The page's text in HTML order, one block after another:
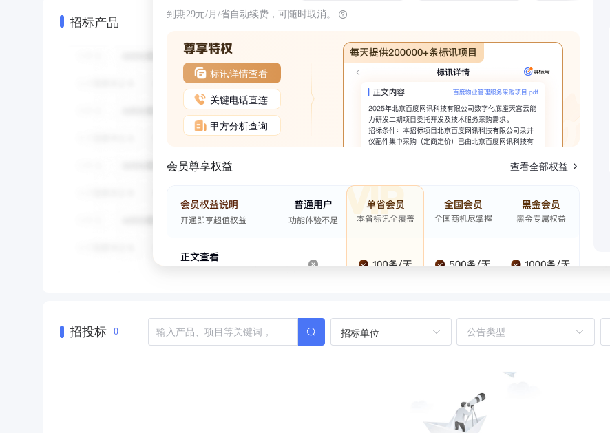
招标产品 到期29元/月/省自动续费，可随时取消。
标讯详情查看
关键电话直连
甲方分析查询
会员尊享权益 查看全部权益
招投标 0 招标单位